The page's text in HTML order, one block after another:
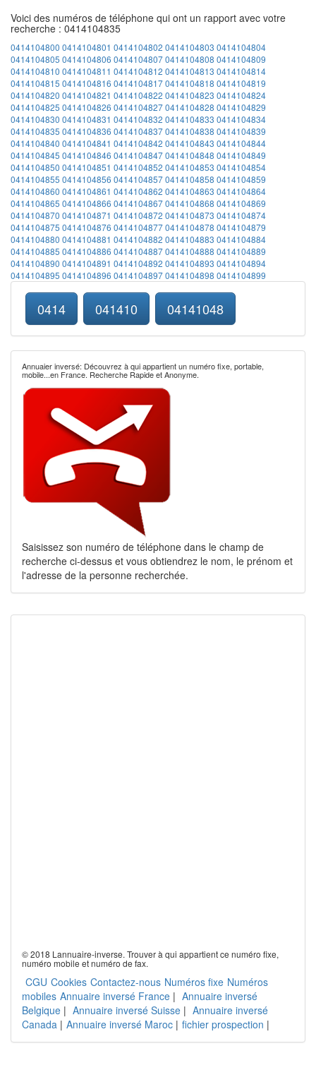
Voici des numéros de téléphone qui ont un rapport avec votre
recherche : 0414104835
0414104800 0414104801 0414104802 0414104803 0414104804
0414104805 0414104806 04141048070414104808 0414104809
0414104810 0414104811 0414104812 0414104813 0414104814
0414104815 0414104816 04141048170414104818 0414104819
0414104820 0414104821 0414104822 0414104823 0414104824
0414104825 0414104826 04141048270414104828 0414104829
0414104830 0414104831 0414104832 0414104833 0414104834
0414104835 0414104836 04141048370414104838 0414104839
0414104840 0414104841 0414104842 0414104843 0414104844
0414104845 0414104846 04141048470414104848 0414104849
0414104850 0414104851 0414104852 0414104853 0414104854
0414104855 0414104856 04141048570414104858 0414104859
0414104860 0414104861 0414104862 0414104863 0414104864
0414104865 0414104866 04141048670414104868 0414104869
0414104870 0414104871 0414104872 0414104873 0414104874
0414104875 0414104876 04141048770414104878 0414104879
0414104880 0414104881 0414104882 0414104883 0414104884
0414104885 0414104886 04141048870414104888 0414104889
0414104890 0414104891 0414104892 0414104893 0414104894
0414104895 0414104896 04141048970414104898 0414104899
0414 041410 04141048
Annuaier inversé: Découvrez à qui appartient un numéro fixe, portable,
mobile...en France. Recherche Rapide et Anonyme.
Saisissez son numéro de téléphone dans le champ de
recherche ci-dessus et vous obtiendrez le nom, le prénom et
l'adresse de la personne recherchée.
© 2018 Lannuaire-inverse. Trouver à qui appartient ce numéro fixe,
numéro mobile et numéro de fax.
CGU Cookies Contactez-nous Numéros fixe Numéros
mobiles Annuaire inversé France | Annuaire inversé
Belgique | Annuaire inversé Suisse | Annuaire inversé
Canada | Annuaire inversé Maroc | fichier prospection |